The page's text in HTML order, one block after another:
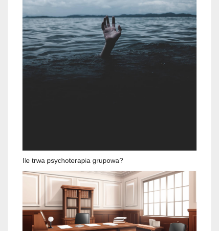
Ile trwa psychoterapia grupowa?